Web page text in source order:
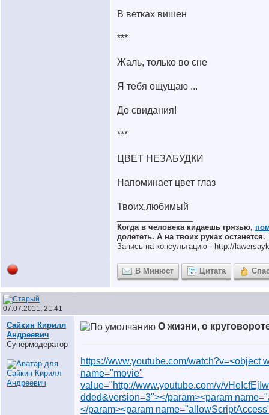
В ветках вишен
***
Жаль, только во сне
Я тебя ощущаю ...
До свидания!
***
ЦВЕТ НЕЗАБУДКИ
Напоминает цвет глаз
Твоих,любимый
Когда в человека кидаешь грязью,
долететь. А на твоих руках останется.
Запись на консультацию - http://
В Минюст Цитата
07.07.2011, 21:41
Сайкин Кирилл
Андреевич
Супермодератор
О жизни, о
https://www.youtube.com/watch?v=<object
name="movie"
value="http://www.youtube.com/v/
dded&version=3"></param><param
</param><param